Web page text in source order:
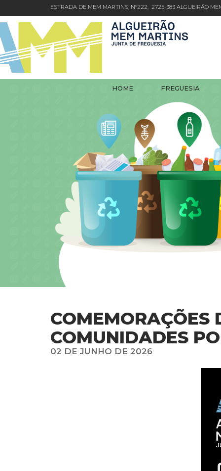
ESTRADA DE MEM MARTINS, Nº222, 2725-383 ALGUEIRÃO
HOME FREGUESIA
COMEMORAÇÕES
COMUNIDADES
02 DE JUNHO DE 2026